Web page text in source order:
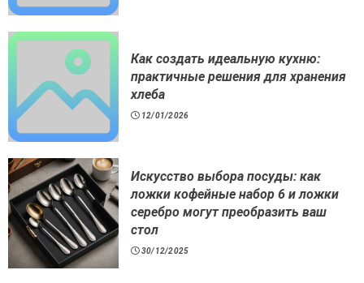
Как создать идеальную кухню:
практичные решения для хранения
хлеба
12/01/2026
Искусство выбора посуды: как
ложки кофейные набор 6 и ложки
серебро могут преобразить ваш
стол
30/12/2025